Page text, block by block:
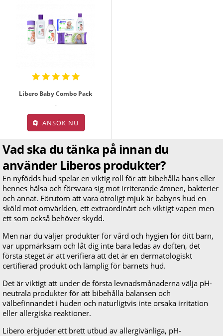
Libero Baby Combo Pack
-
ANSÖK NU
Vad ska du tänka på innan du
använder Liberos produkter?
En nyfödds hud spelar en viktig roll för att bibehålla hans eller
hennes hälsa och försvara sig mot irriterande ämnen, bakterier
och annat. Förutom att vara otroligt mjuk är babyns hud en
sköld mot omvärlden, ett extraordinärt och viktigt vapen men
ett som också behöver skydd.
Men när du väljer produkter för vård och hygien för ditt barn,
var uppmärksam och låt dig inte bara ledas av doften, det
första steget är att verifiera att det är en dermatologiskt
certifierad produkt och lämplig för barnets hud.
Det är viktigt att under de första levnadsmånaderna välja pH-
neutrala produkter för att bibehålla balansen och
välbefinnandet i huden och naturligtvis inte orsaka irritation
eller allergiska reaktioner.
Libero erbjuder ett brett utbud av allergivänliga, pH-